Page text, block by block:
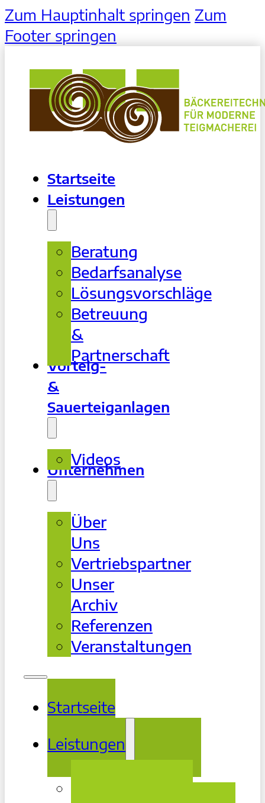
Zum Hauptinhalt springen Zum
Footer springen
Startseite
Leistungen
Beratung
Bedarfsanalyse
Lösungsvorschläge
Betreuung
&
Partnerschaft
Vorteig-
&
Sauerteiganlagen
Videos
Unternehmen
Über
Uns
Vertriebspartner
Unser
Archiv
Referenzen
Veranstaltungen
Startseite
Leistungen